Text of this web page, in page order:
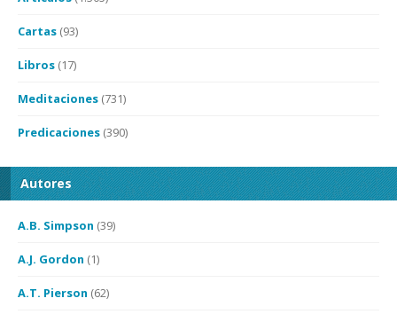
Cartas (93)
Libros (17)
Meditaciones (731)
Predicaciones (390)
Autores
A.B. Simpson (39)
A.J. Gordon (1)
A.T. Pierson (62)